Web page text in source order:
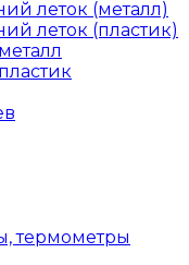
леток (металл)
леток (пластик)
термометры